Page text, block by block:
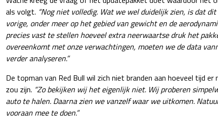
als volgt. “Nog niet volledig. Wat we wel duidelijk zien, is dat
vorige, onder meer op het gebied van gewicht en de
precies vast te stellen hoeveel extra neerwaartse druk het
overeenkomt met onze verwachtingen, moeten we de data
verder analyseren.”
De topman van Red Bull wil zich niet branden aan hoeveel tijd
zou zijn. “Zo bekijken wij het eigenlijk niet. Wij proberen
auto te halen. Daarna zien we vanzelf waar we uitkomen.
vooraan mee te doen.”